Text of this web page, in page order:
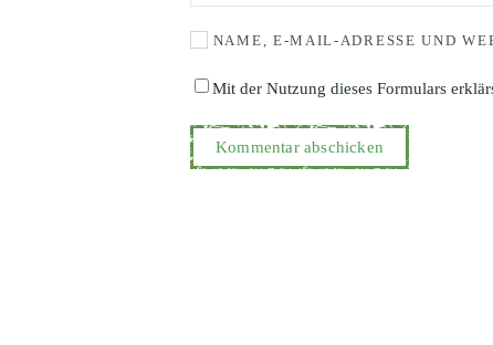
NAME, E-MAIL-ADRESSE UND
Mit der Nutzung dieses Formulars
Kommentar abschicken